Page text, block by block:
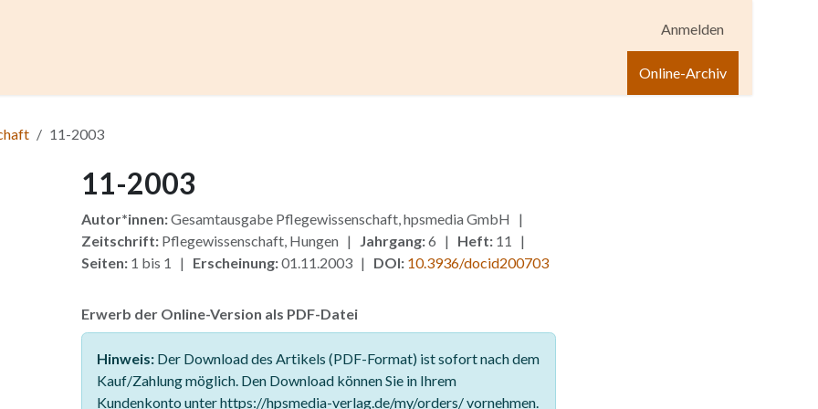
Anmelden
Online-Archiv
11-2003
11-2003
Autor*innen:Gesamtausgabe Pflegewissenschaft, hpsmedia GmbH |
Zeitschrift:Pflegewissenschaft, Hungen | Jahrgang:6 | Heft:11 |
Seiten:1 bis 1 | Erscheinung:01.11.2003 | DOI: 10.3936/docid200703
Erwerb der Online-Version als PDF-Datei
Hinweis:Der Download des Artikels (PDF-Format) ist sofort nach dem
Kauf/Zahlung möglich. Den Download können Sie in Ihrem
Kundenkonto unter https://hpsmedia-verlag.de/my/orders/ vornehmen.